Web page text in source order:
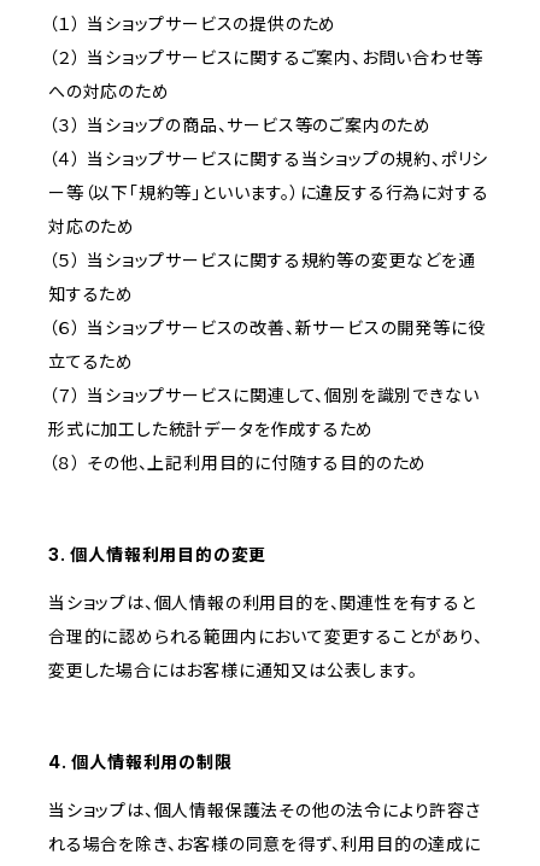
（１） 当ショップサービスの提供のため
（２） 当ショップサービスに関するご案内、お問い合わせ等
への対応のため
（３） 当ショップの商品、サービス等のご案内のため
（４） 当ショップサービスに関する当ショップの規約、ポリシ
ー等（以下「規約等」といいます。）に違反する行為に対する
対応のため
（５） 当ショップサービスに関する規約等の変更などを通
知するため
（６） 当ショップサービスの改善、新サービスの開発等に役
立てるため
（７） 当ショップサービスに関連して、個別を識別できない
形式に加工した統計データを作成するため
（８） その他、上記利用目的に付随する目的のため
3. 個人情報利用目的の変更
当ショップは、個人情報の利用目的を、関連性を有すると
合理的に認められる範囲内において変更することがあり、
変更した場合にはお客様に通知又は公表します。
4. 個人情報利用の制限
当ショップは、個人情報保護法その他の法令により許容さ
れる場合を除き、お客様の同意を得ず、利用目的の達成に